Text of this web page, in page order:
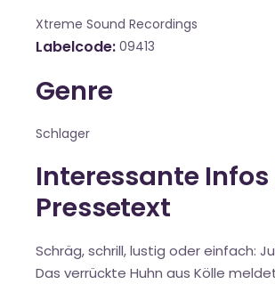
Xtreme Sound Recordings
Labelcode 09413
Genre
Schlager
Interessante
Pressetext
Schräg, schrill, lustig oder einfach:
Das verrückte Huhn aus Kölle